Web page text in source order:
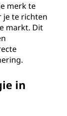
merk te
je te richten
markt. Dit
in